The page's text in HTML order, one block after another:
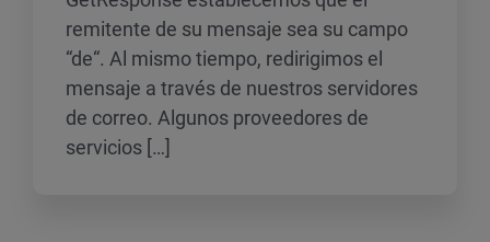
remitente de su mensaje sea su campo
“de“. Al mismo tiempo, redirigimos el
mensaje a través de nuestros servidores
de correo. Algunos proveedores de
servicios […]